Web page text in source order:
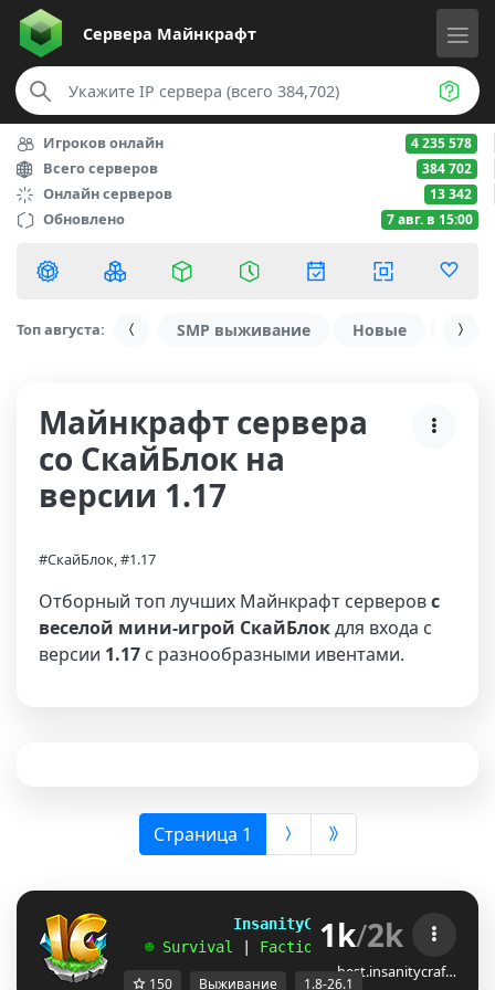
Сервера Майнкрафт
Игроков онлайн 4 235 578
Всего серверов 384 702
Онлайн серверов 13 342
Обновлено 7 авг. в 15:00
Топ августа: SMP выживание Новые С
Майнкрафт сервера
со СкайБлок на
версии 1.17
#СкайБлок, #1.17
Отборный топ лучших Майнкрафт серверовс
веселой мини-игрой СкайБлокдля входа с
версии 1.17 с разнообразными ивентами.
Страница 1 (выбрана)
InsanityCraft || 1.8 - 26.1
☻ Survival Factions | Skyblock
1k/2k
best.insanitycraf…
150 Выживание 1.8-26.1